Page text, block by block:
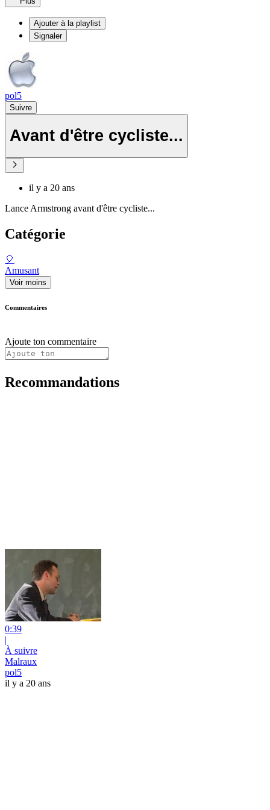
Ajouter à la playlist
Signaler
pol5
Suivre
Avant d'être cycliste...
il y a 20 ans
Lance Armstrong avant d'être cycliste...
Catégorie
🎈
Amusant
Voir moins
Commentaires
Ajoute ton commentaire
Recommandations
0:39
|
À suivre
Malraux
pol5
il y a 20 ans